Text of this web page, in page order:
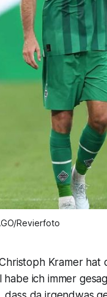
Revierfoto
Kramer hat
ich immer